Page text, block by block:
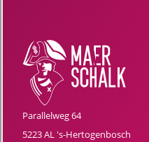
Parallelweg 64
5223 AL 's-Hertogenbosch